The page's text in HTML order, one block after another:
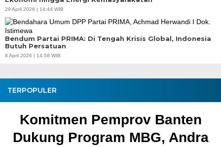
29 April 2026 | 14:44 WIB
Bendum Partai PRIMA: Di Tengah Krisis Global, Indonesia
Butuh Persatuan
8 April 2026 | 14:58 WIB
TERPOPULER
Pemprov Banten
MBG, Andra
Kronjo